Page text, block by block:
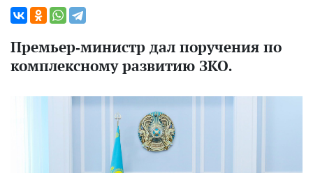
Премьер-министр дал поручения по
комплексному развитию ЗКО.